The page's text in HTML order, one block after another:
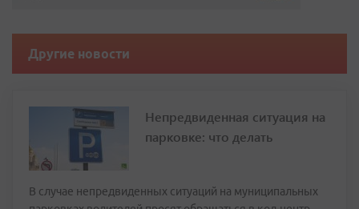
Другие новости
Непредвиденная ситуация на
парковке: что делать
В случае непредвиденных ситуаций на муниципальных